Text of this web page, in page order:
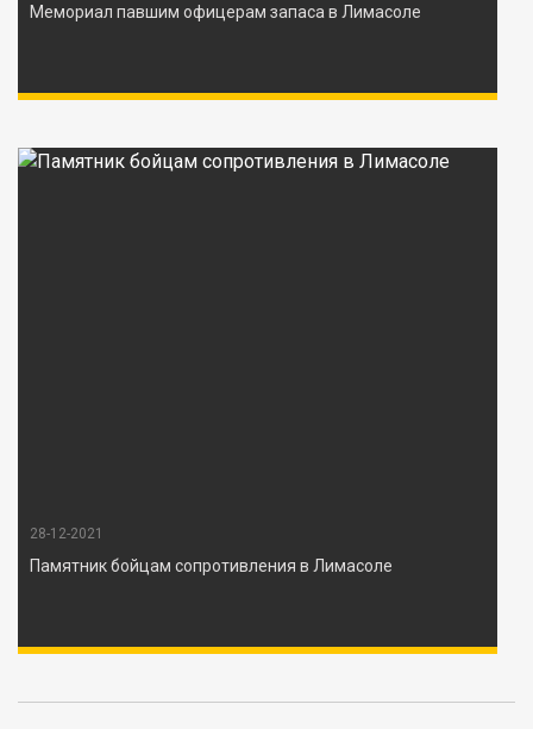
Мемориал павшим офицерам запаса в Лимасоле
28-12-2021
Памятник бойцам сопротивления в Лимасоле